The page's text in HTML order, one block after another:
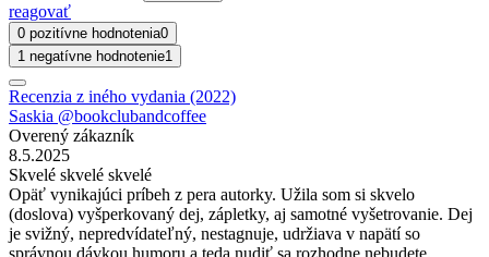
reagovať
0 pozitívne hodnotenia0
1 negatívne hodnotenie1
Recenzia z iného vydania (2022)
Saskia @bookclubandcoffee
Overený zákazník
8.5.2025
Skvelé skvelé skvelé
Opäť vynikajúci príbeh z pera autorky. Užila som si skvelo
(doslova) vyšperkovaný dej, zápletky, aj samotné vyšetrovanie. Dej
je svižný, nepredvídateľný, nestagnuje, udržiava v napätí so
správnou dávkou humoru a teda nudiť sa rozhodne nebudete.